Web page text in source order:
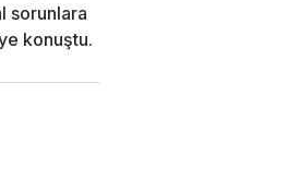
sorunlara
konuştu.